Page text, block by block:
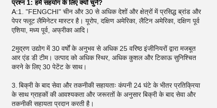
प्रश्न 1: हमें सहयोग के लिए क्यों चुनें?
A:1. "FENGCHI" चीन और 30 से अधिक देशों और क्षेत्रों में प्रसिद्ध ब्रांड और
पेपर फ्लूट लैमिनेटर मास्टर है। यूरोप, दक्षिण अमेरिका, लैटिन अमेरिका, दक्षिण पूर्व
एशिया, मध्य पूर्व, अफ्रीका आदि।
2मुद्रण उद्योग में 30 वर्षों के अनुभव से अधिक 25 वरिष्ठ इंजीनियरों द्वारा मजबूत
आर एंड डी टीम। उत्पाद को अधिक स्थिर, अधिक कुशल और टिकाऊ सुनिश्चित
करने के लिए 30 पेटेंट के साथ।
3. बिक्री के बाद सेवा और तकनीकी सहायताः कंपनी 24 घंटे के भीतर प्रतिक्रिया
के साथ ग्राहकों की आवश्यकता और जरूरतों के अनुसार बिक्री के बाद सेवा और
तकनीकी सहायता प्रदान करती है।